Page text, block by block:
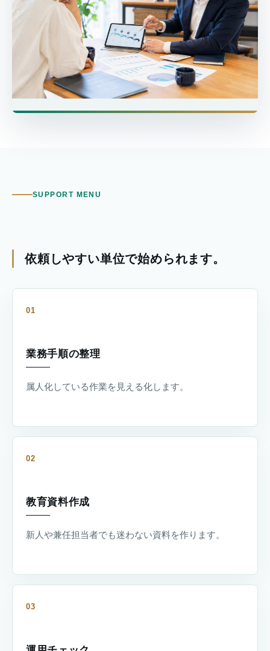
SUPPORT MENU
依頼しやすい単位で始められます。
01
業務手順の整理
属人化している作業を見える化します。
02
教育資料作成
新人や兼任担当者でも迷わない資料を作ります。
03